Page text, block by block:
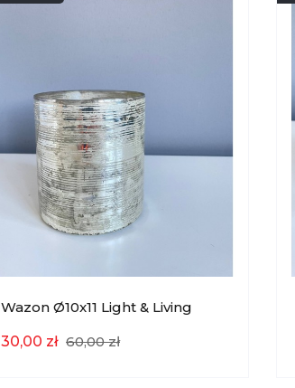
Wazon Ø10x11 Light & Living
30,00 zł 60,00 zł